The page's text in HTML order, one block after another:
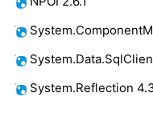
System.Reflection